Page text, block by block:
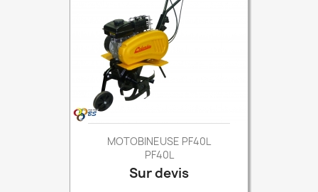
MOTOBINEUSE PF40L
PF40L
Prix
Sur devis